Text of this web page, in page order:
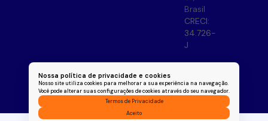
Nossa política de privacidade e cookies
Nosso site utiliza cookies para melhorar a sua experiência na navegação.
Você pode alterar suas configurações de cookies através do seu navegador.
Termos de Privacidade
Aceito
Brasil
CRECI:
34.726-
J